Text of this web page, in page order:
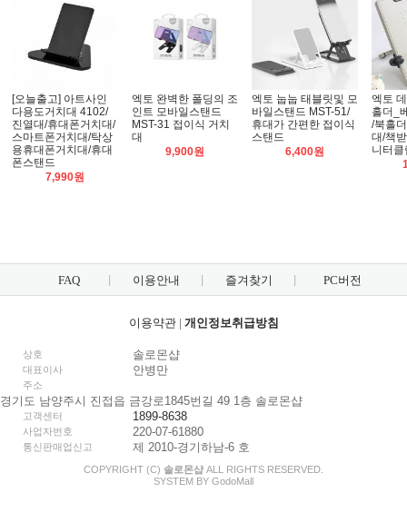
[오늘출고] 아트사인
다용도거치대 4102/
진열대/휴대폰거치대/
스마트폰거치대/탁상
용휴대폰거치대/휴대
폰스탠드
7,990원
엑토 완벽한 폴딩의 조
인트 모바일스탠드
MST-31 접이식 거치
대
9,900원
엑토 눕눕 태블릿및 모
바일스탠드 MST-51/
휴대가 간편한 접이식
스탠드
6,400원
엑토
홀더_
/북홀
대/책
니터클
FAQ 이용안내 즐겨찾기 PC버전
이용약관| 개인정보취급방침
상호 솔로몬샵
대표이사 안병만
주소
경기도 남양주시 진접읍 금강로1845번길 49 1층 솔로몬샵
고객센터 1899-8638
사업자번호 220-07-61880
통신판매업신고 제 2010-경기하남-6 호
COPYRIGHT (C) 솔로몬샵 ALL RIGHTS RESERVED.
SYSTEM BY GodoMall